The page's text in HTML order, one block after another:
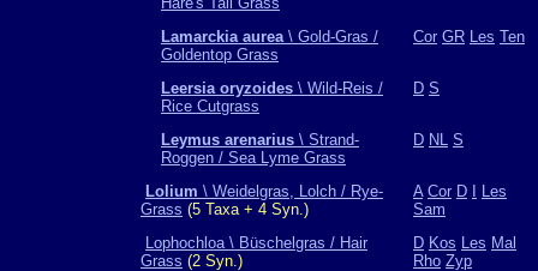
Lamarckia aurea\ Gold-Gras /
Goldentop Grass
Cor GR Les Ten
Leersia oryzoides \ Wild-Reis /
Rice Cutgrass
D S
Leymus arenarius \ Strand-
Roggen / Sea Lyme Grass
D NL S
Lolium \ Weidelgras, Lolch / Rye-
Grass (5 Taxa + 4 Syn.)
A Cor D
Les
Sam
Lophochloa \ Büschelgras / Hair
Grass (2 Syn.)
D Kos Les Mal
Rho Zyp